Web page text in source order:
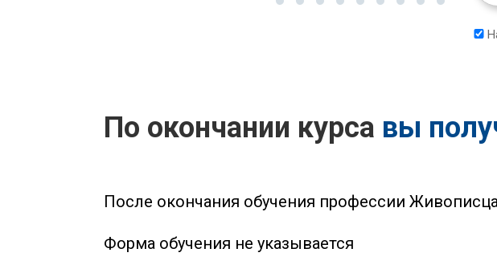
По окончании курса вы
После окончания обучения профессии
Форма обучения не указывается